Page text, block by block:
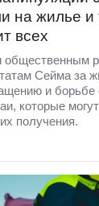
на жилье и
всех
Сейма за
и борьбе
которые
получения.